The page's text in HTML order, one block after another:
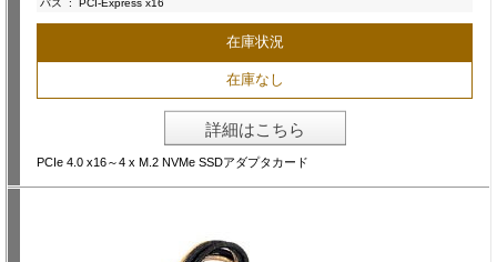
バス
: PCI-Express x16
在庫状況
在庫なし
詳細はこちら
PCIe 4.0 x16～4 x M.2 NVMe SSDアダプタカード